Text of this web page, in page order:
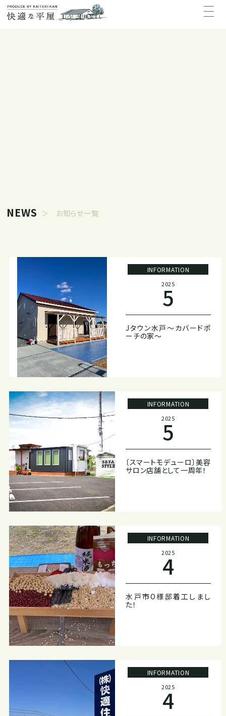
NEWS ＞ お知らせ一覧
INFORMATION
2025
5
Jタウン水戸～カバードポ
ーチの家～
INFORMATION
2025
5
〔スマートモデューロ〕美容
サロン店舗として一周年！
INFORMATION
2025
4
水戸市O様邸着工しまし
た！
INFORMATION
2025
4